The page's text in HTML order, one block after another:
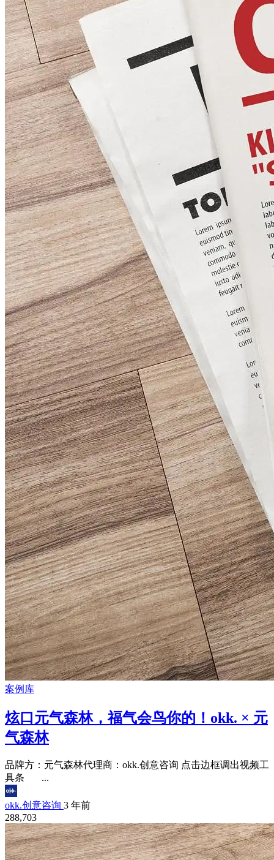
案例库
炫口元气森林，福气会鸟你的！okk. × 元
气森林
品牌方：元气森林代理商：okk.创意咨询 点击边框调出视频工
具条 ...
okk.创意咨询 3 年前
288,703